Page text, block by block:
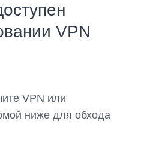
VPN
VPN или
ниже для обхода